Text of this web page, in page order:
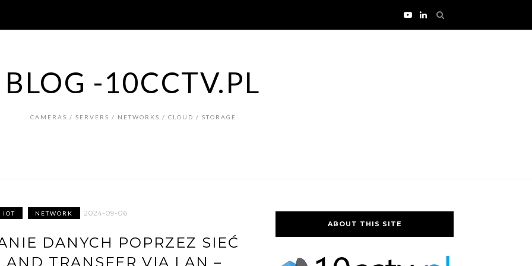
BLOG -10CCTV.PL
CAMERAS / SERVERS / NETWORKS / CLOUD / STORAGE
IOT NETWORK 2024-09-06
DANYCH POPRZEZ SIEĆ
AND TRANSFER VIA LAN –
ABOUT THIS SITE